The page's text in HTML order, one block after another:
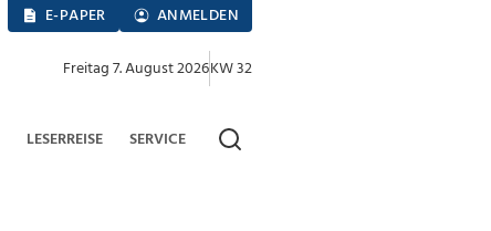
E-PAPER ANMELDEN
Freitag 7. August 2026KW 32
LESERREISE SERVICE